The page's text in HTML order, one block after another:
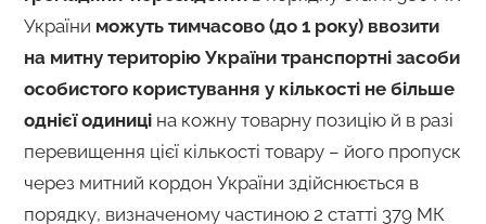
України можуть тимчасово (до 1 року) ввозити
на митну територію України транспортні засоби
особистого користування у кількості не більше
однієї одиниціна кожну товарну позицію й в разі
перевищення цієї кількості товару – його пропуск
через митний кордон України здійснюється в
порядку, визначеному частиною 2 статті 379 МК